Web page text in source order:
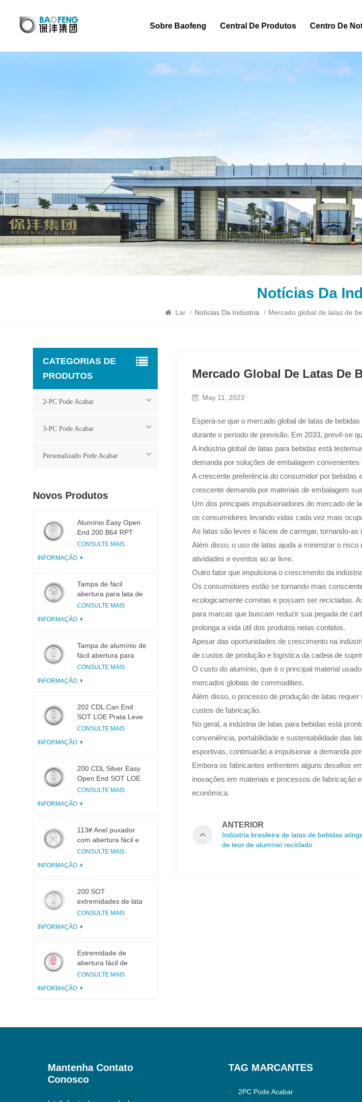
Sobre Baofeng Central De Produtos Centro De
Notícias Da
Lar / Notícias Da Indústria / Mercado global de latas de
Mercado Global De Latas De
May 11, 2023
Espera-se que o mercado global de latas de
durante o período de previsão. Em 2033, prevê-se
A indústria global de latas para bebidas está
demanda por soluções de embalagem
A crescente preferência do consumidor por
crescente demanda por materiais de embalagem
Um dos principais impulsionadores do mercado de
os consumidores levando vidas cada vez mais
As latas são leves e fáceis de carregar, tornando-
Além disso, o uso de latas ajuda a minimizar o
atividades e eventos ao ar livre.
Outro fator que impulsiona o crescimento da
Os consumidores estão se tornando mais
ecologicamente corretas e possam ser recicladas.
para marcas que buscam reduzir sua pegada de
prolonga a vida útil dos produtos nelas contidos.
Apesar das oportunidades de crescimento na
de custos de produção e logística da cadeia de
O custo do alumínio, que é o principal material
mercados globais de commodities.
Além disso, o processo de produção de latas
custos de fabricação.
No geral, a indústria de latas para bebidas está
conveniência, portabilidade e sustentabilidade das
esportivas, continuarão a impulsionar a demanda
Embora os fabricantes enfrentem alguns desafios
inovações em materiais e processos de fabricação
econômica.
ANTERIOR
Indústria brasileira de latas de bebidas
de teor de alumínio reciclado
CATEGORIAS DE
PRODUTOS
2-PC Pode Acabar
3-PC Pode Acabar
Personalizado Pode Acabar
Novos Produtos
Alumínio Easy Open
End 200 B64 RPT
LOE
CONSULTE MAIS
INFORMAÇÃO
Tampa de fácil
abertura para lata de
bebidas 200 B64 RPT
CONSULTE MAIS
INFORMAÇÃO
Tampa de alumínio de
fácil abertura para
latas 200 B64 SOT
CONSULTE MAIS
INFORMAÇÃO
202 CDL Can End
SOT LOE Prata Leve
EOE
CONSULTE MAIS
INFORMAÇÃO
200 CDL Silver Easy
Open End SOT LOE
Epóxi
CONSULTE MAIS
INFORMAÇÃO
113# Anel puxador
com abertura fácil e
pequena abertura
CONSULTE MAIS
INFORMAÇÃO
200 SOT
extremidades de lata
de alumínio de 3
de alimentos e
CONSULTE MAIS
INFORMAÇÃO
Extremidade de
abertura fácil de
alumínio incisa com
CONSULTE MAIS
INFORMAÇÃO
Mantenha Contato
Conosco
TAG MARCANTES
2PC Pode Acabar